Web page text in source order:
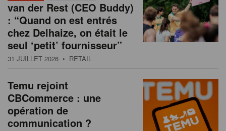
van der Rest (CEO Buddy)
: “Quand on est entrés
chez Delhaize, on était le
seul ‘petit’ fournisseur”
31 JUILLET 2026 • RETAIL
Temu rejoint
CBCommerce : une
opération de
communication ?